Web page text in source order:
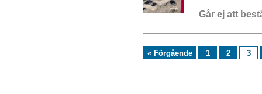
Går ej att
« Förgående 1 2 3